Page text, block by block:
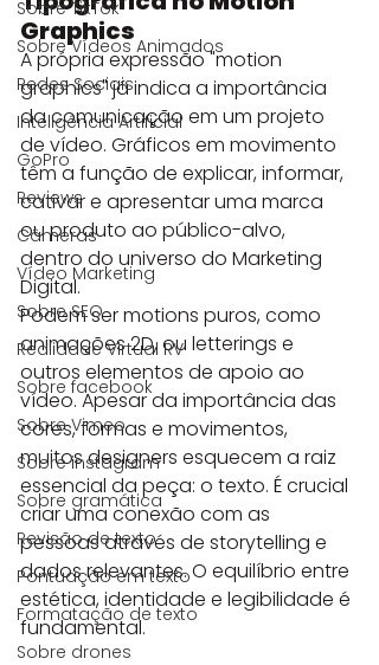
Sobre TikTok
Sobre Vídeos Animados
Redes Sociais
Inteligência Artificial
GoPro
Reviews
Câmeras
Vídeo Marketing
Sobre SEO
Realidade Virtual RV
Sobre facebook
Sobre Vimeo
Sobre instagram
Sobre gramática
Revisão de texto
Pontuação em texto
Formatação de texto
Sobre drones
Graphics
A própria expressão "motion
graphics" já indica a importância
da comunicação em um projeto
de vídeo. Gráficos em movimento
têm a função de explicar, informar,
cativar e apresentar uma marca
ou produto ao público-alvo,
dentro do universo do Marketing
Digital.
Podem ser motions puros, como
animações 2D, ou letterings e
outros elementos de apoio ao
vídeo. Apesar da importância das
cores, formas e movimentos,
muitos designers esquecem a raiz
essencial da peça: o texto. É crucial
criar uma conexão com as
pessoas através de storytelling e
dados relevantes. O equilíbrio entre
estética, identidade e legibilidade é
fundamental.